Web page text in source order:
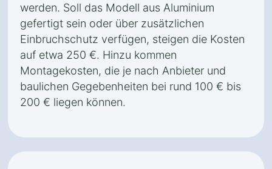
werden. Soll das Modell aus Aluminium
gefertigt sein oder über zusätzlichen
Einbruchschutz verfügen, steigen die Kosten
auf etwa 250 €. Hinzu kommen
Montagekosten, die je nach Anbieter und
baulichen Gegebenheiten bei rund 100 € bis
200 € liegen können.